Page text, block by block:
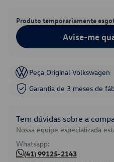
Produto temporariamente
Avise-me
Peça Original Volkswagen
Garantia de 3 meses de
Tem dúvidas sobre a
Nossa equipe especializada
Whatsapp:
(41) 99125-2143